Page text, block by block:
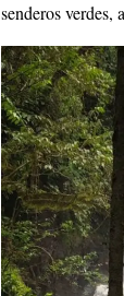
senderos verdes,